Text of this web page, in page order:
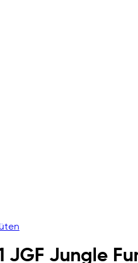
JGF Jungle